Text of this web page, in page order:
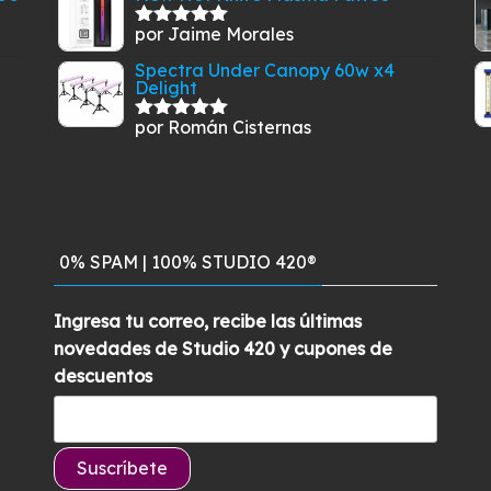
Valorado
por Jaime Morales
Spectra Under Canopy 60w x4
Delight
Valorado
por Román Cisternas
0% SPAM | 100% STUDIO 420®
Ingresa tu correo, recibe las últimas
novedades de Studio 420 y cupones de
descuentos